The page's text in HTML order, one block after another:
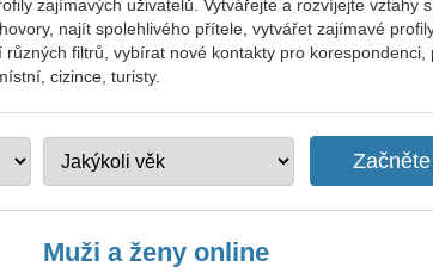
zajímavých uživatelů. Vytvářejte a rozvíjejte vztahy
najít spolehlivého přítele, vytvářet zajímavé
filtrů, vybírat nové kontakty pro
cizince, turisty.
Muži a ženy online